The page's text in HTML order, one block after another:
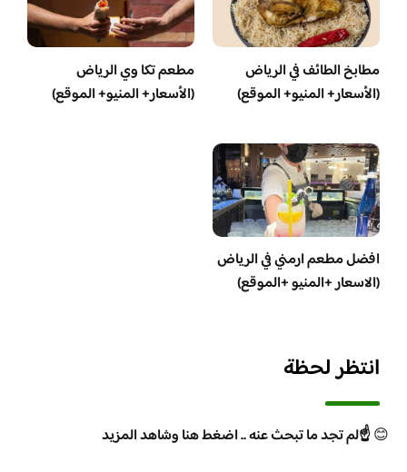
مطابخ الطائف في الرياض
(الأسعار+ المنيو+ الموقع)
مطعم تكا وي الرياض
(الأسعار+ المنيو+ الموقع)
افضل مطعم ارمني في الرياض
(الاسعار +المنيو +الموقع)
انتظر لحظة
😊☝️لم تجد ما تبحث عنه .. اضغط هنا وشاهد المزيد